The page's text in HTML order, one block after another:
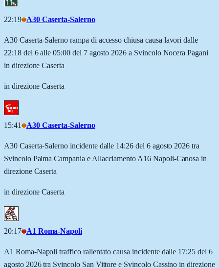
22:19 A30 Caserta-Salerno
A30 Caserta-Salerno rampa di accesso chiusa causa lavori dalle
22:18 del 6 alle 05:00 del 7 agosto 2026 a Svincolo Nocera Pagani
in direzione Caserta
in direzione Caserta
15:41 A30 Caserta-Salerno
A30 Caserta-Salerno incidente dalle 14:26 del 6 agosto 2026 tra
Svincolo Palma Campania e Allacciamento A16 Napoli-Canosa in
direzione Caserta
in direzione Caserta
20:17 A1 Roma-Napoli
A1 Roma-Napoli traffico rallentato causa incidente dalle 17:25 del 6
agosto 2026 tra Svincolo San Vittore e Svincolo Cassino in direzione